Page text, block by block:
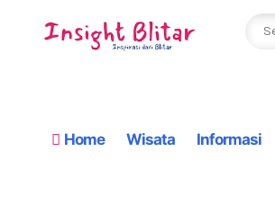
Home Wisata Informasi